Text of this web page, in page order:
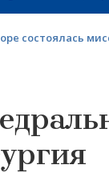
состоялась